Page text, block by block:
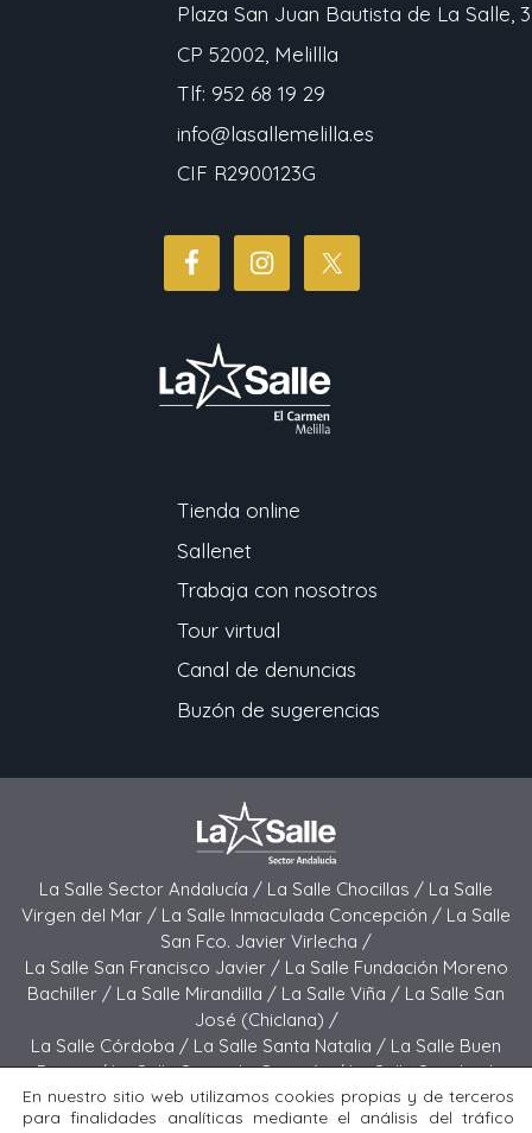
Plaza San Juan Bautista de La Salle, 3
CP 52002, Melillla
Tlf: 952 68 19 29
info@lasallemelilla.es
CIF R2900123G
Tienda online
Sallenet
Trabaja con nosotros
Tour virtual
Canal de denuncias
Buzón de sugerencias
La Salle Sector Andalucía / La Salle Chocillas / La Salle
Virgen del Mar / La Salle Inmaculada Concepción / La Salle
San Fco. Javier Virlecha /
La Salle San Francisco Javier / La Salle Fundación Moreno
Bachiller / La Salle Mirandilla / La Salle Viña / La Salle San
José (Chiclana) /
La Salle Córdoba / La Salle Santa Natalia / La Salle Buen
Pastor /La Salle Sagrado Corazón /La Salle San José
(Jerez) / La Salle El Carmen (Melilla) /
La Salle Buen Consejo /La Salle El Carmen (San Fernando) /
En nuestro sitio web utilizamos cookies propias y de terceros
para finalidades analíticas mediante el análisis del tráfico